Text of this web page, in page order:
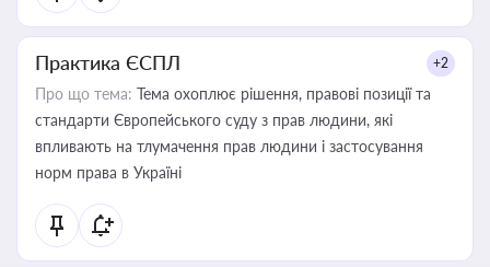
Практика ЄСПЛ +2
Про що тема: Тема охоплює рішення, правові позиції та
стандарти Європейського суду з прав людини, які
впливають на тлумачення прав людини і застосування
норм права в Україні